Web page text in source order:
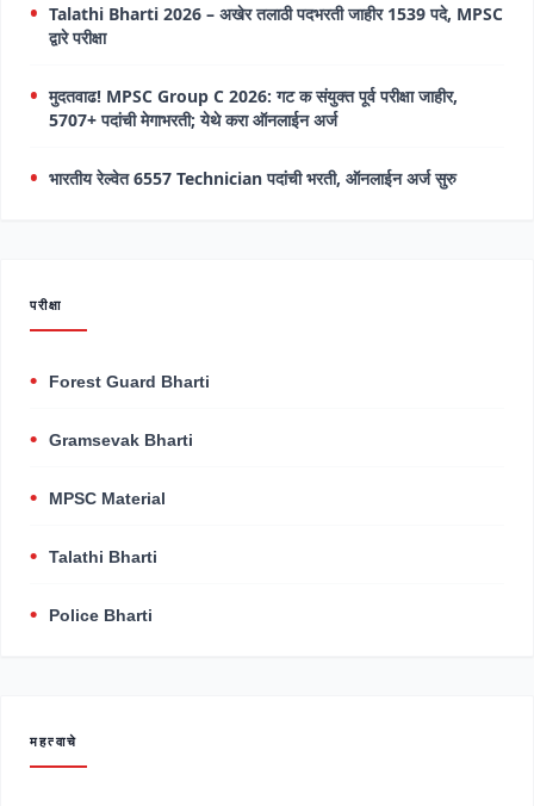
Talathi Bharti 2026 – अखेर तलाठी पदभरती जाहीर 1539 पदे, MPSC
द्वारे परीक्षा
मुदतवाढ! MPSC Group C 2026: गट क संयुक्त पूर्व परीक्षा जाहीर,
5707+ पदांची मेगाभरती; येथे करा ऑनलाईन अर्ज
भारतीय रेल्वेत 6557 Technician पदांची भरती, ऑनलाईन अर्ज सुरु
परीक्षा
Forest Guard Bharti
Gramsevak Bharti
MPSC Material
Talathi Bharti
Police Bharti
महत्वाचे